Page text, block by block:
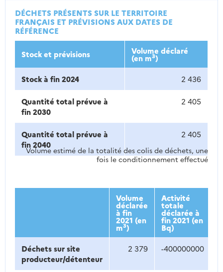
DÉCHETS PRÉSENTS SUR LE TERRITOIRE
FRANÇAIS ET PRÉVISIONS AUX DATES DE
RÉFÉRENCE
Stock et prévisions Volume déclaré
(en m3)
Stock à fin 2024
2 436
Quantité total prévue à
fin 2030
2 405
Quantité total prévue à
fin 2040
2 405
Volume estimé de la totalité des colis de déchets, une
fois le conditionnement effectué
Volume
déclarée
à fin
2021 (en
m3)
Activité
totale
déclarée à
fin 2021 (en
Bq)
Déchets sur site
producteur/détenteur
2 379 -400000000